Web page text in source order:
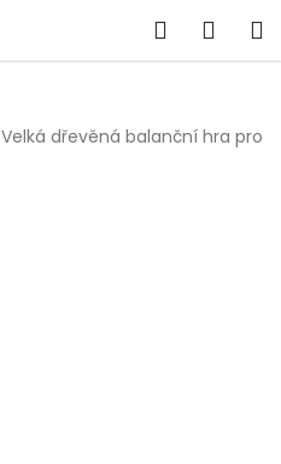
Hledat
Velká dřevěná balanční hra pro